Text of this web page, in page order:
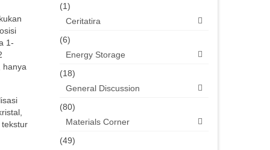
1-
hanya
(1)
Ceritatira
(6)
Energy Storage
(18)
General Discussion
(80)
Materials Corner
(49)